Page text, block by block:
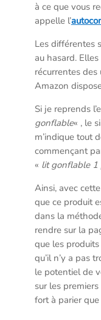
à ce que vous
appelle l’
Les différentes
au hasard.
récurrentes
Amazon
Si je reprends
gonflable« , le
m’indique tout
commençant
« lit gonflable 1
Ainsi, avec
que ce produit
dans la
rendre sur la
que les
qu’il n’y a pas
le potentiel de
sur les premiers
fort à parier